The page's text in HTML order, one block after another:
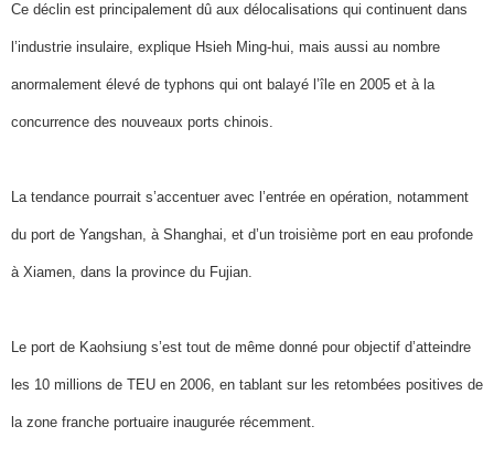
Ce déclin est principalement dû aux délocalisations qui continuent dans
l’industrie insulaire, explique Hsieh Ming-hui, mais aussi au nombre
anormalement élevé de typhons qui ont balayé l’île en 2005 et à la
concurrence des nouveaux ports chinois.
La tendance pourrait s’accentuer avec l’entrée en opération, notamment
du port de Yangshan, à Shanghai, et d’un troisième port en eau profonde
à Xiamen, dans la province du Fujian.
Le port de Kaohsiung s’est tout de même donné pour objectif d’atteindre
les 10 millions de TEU en 2006, en tablant sur les retombées positives de
la zone franche portuaire inaugurée récemment.